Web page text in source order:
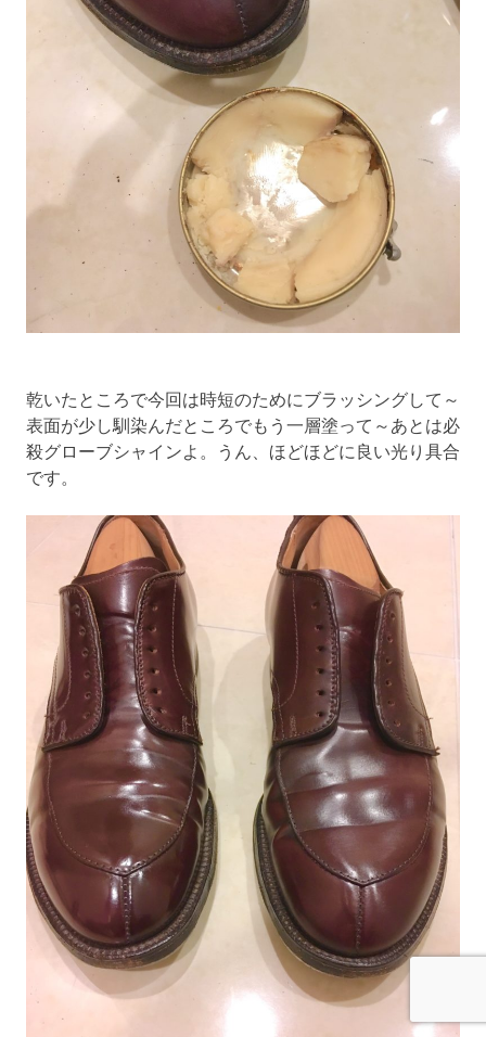
乾いたところで今回は時短のためにブラッシングして～
表面が少し馴染んだところでもう一層塗って～あとは必
殺グローブシャインよ。うん、ほどほどに良い光り具合
です。